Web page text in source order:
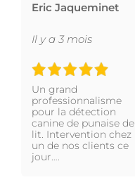
Eric Jaqueminet
Il y a 3 mois
Un grand
professionnalisme
pour la détection
canine de punaise de
lit. Intervention chez
un de nos clients ce
jour….